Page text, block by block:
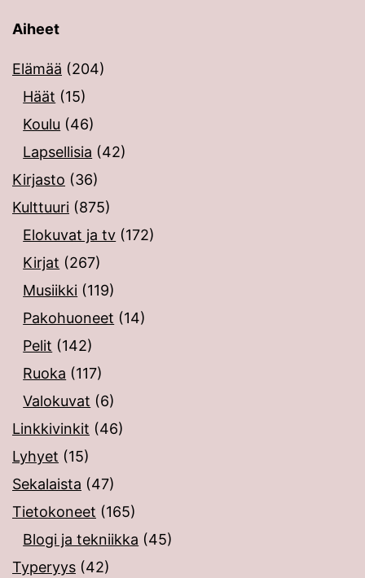
Aiheet
Elämää (204)
Häät (15)
Koulu (46)
Lapsellisia (42)
Kirjasto (36)
Kulttuuri (875)
Elokuvat ja tv (172)
Kirjat (267)
Musiikki (119)
Pakohuoneet (14)
Pelit (142)
Ruoka (117)
Valokuvat (6)
Linkkivinkit (46)
Lyhyet (15)
Sekalaista (47)
Tietokoneet (165)
Blogi ja tekniikka (45)
Typeryys (42)